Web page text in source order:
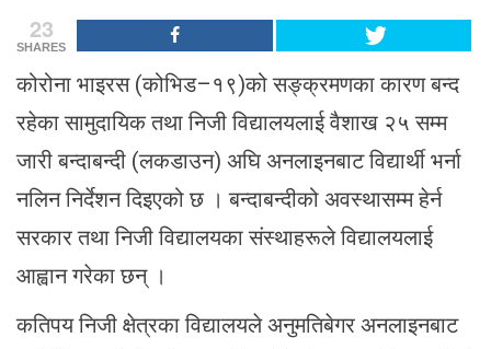
23
SHARES
कोरोना भाइरस (कोभिड–१९)को सङ्क्रमणका कारण बन्द
रहेका सामुदायिक तथा निजी विद्यालयलाई वैशाख २५ सम्म
जारी बन्दाबन्दी (लकडाउन) अघि अनलाइनबाट विद्यार्थी भर्ना
नलिन निर्देशन दिइएको छ । बन्दाबन्दीको अवस्थासम्म हेर्न
सरकार तथा निजी विद्यालयका संस्थाहरूले विद्यालयलाई
आह्वान गरेका छन् ।
कतिपय निजी क्षेत्रका विद्यालयले अनुमतिबेगर अनलाइनबाट